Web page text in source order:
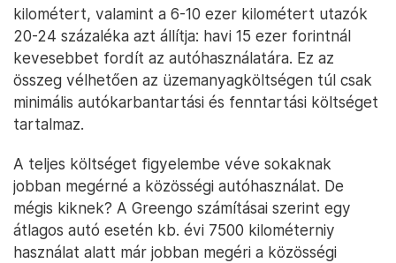
kilométert, valamint a 6-10 ezer kilométert utazók
20-24 százaléka azt állítja: havi 15 ezer forintnál
kevesebbet fordít az autóhasználatára. Ez az
összeg vélhetően az üzemanyagköltségen túl csak
minimális autókarbantartási és fenntartási költséget
tartalmaz.
A teljes költséget figyelembe véve sokaknak
jobban megérné a közösségi autóhasználat. De
mégis kiknek? A Greengo számításai szerint egy
átlagos autó esetén kb. évi 7500 kilométerniy
használat alatt már jobban megéri a közösségi